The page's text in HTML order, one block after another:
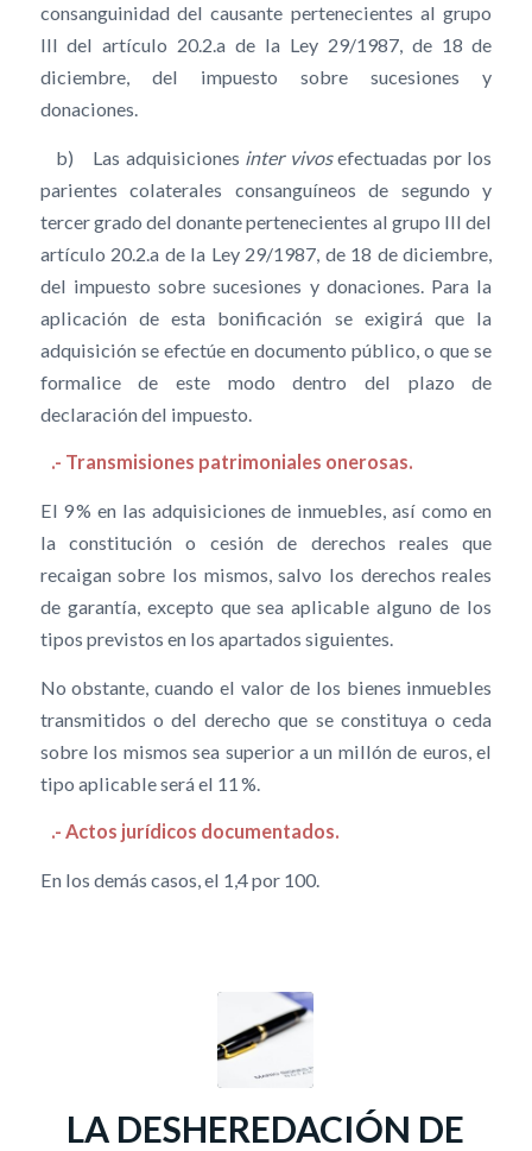
consanguinidad del causante pertenecientes al grupo
III del artículo 20.2.a de la Ley 29/1987, de 18 de
diciembre, del impuesto sobre sucesiones y
donaciones.
b) Las adquisiciones inter vivosefectuadas por los
parientes colaterales consanguíneos de segundo y
tercer grado del donante pertenecientes al grupo III del
artículo 20.2.a de la Ley 29/1987, de 18 de diciembre,
del impuesto sobre sucesiones y donaciones. Para la
aplicación de esta bonificación se exigirá que la
adquisición se efectúe en documento público, o que se
formalice de este modo dentro del plazo de
declaración del impuesto.
.- Transmisiones patrimoniales onerosas.
El 9 % en las adquisiciones de inmuebles, así como en
la constitución o cesión de derechos reales que
recaigan sobre los mismos, salvo los derechos reales
de garantía, excepto que sea aplicable alguno de los
tipos previstos en los apartados siguientes.
No obstante, cuando el valor de los bienes inmuebles
transmitidos o del derecho que se constituya o ceda
sobre los mismos sea superior a un millón de euros, el
tipo aplicable será el 11 %.
.- Actos jurídicos documentados.
En los demás casos, el 1,4 por 100.
LA DESHEREDACIÓN DE